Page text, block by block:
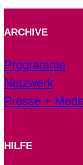
ARCHIVE
Programme
Netzwerk
Presse +
HILFE